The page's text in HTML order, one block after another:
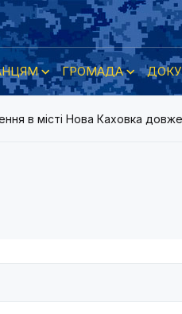
ГРОМАДА
в місті Нова Каховка